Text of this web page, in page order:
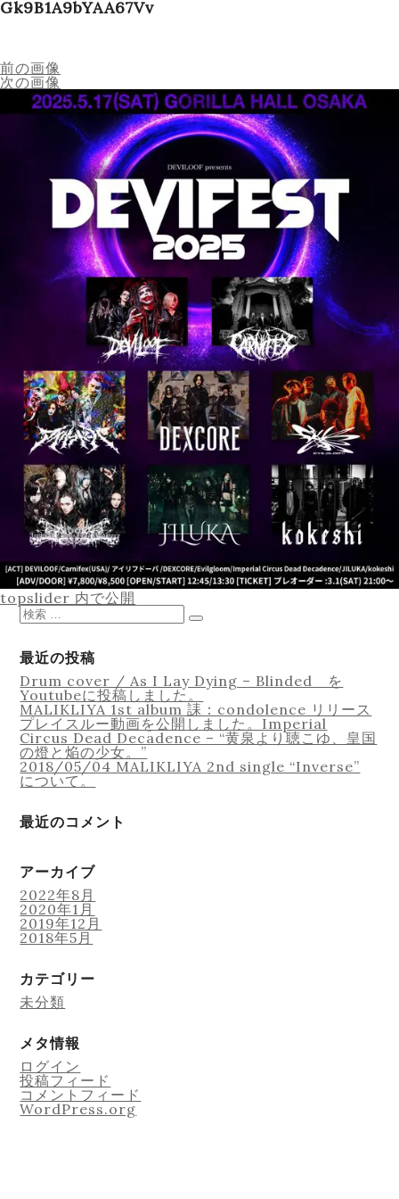
Works
Profile
Equipment
Lesson
Online Recording
前の画像
次の画像
Gk9B1A9bYAA67Vv
投
topslider 内で公開
検
索
象:
検
最近の投稿
Drum cover / As I Lay Dying – Blinded を
Youtubeに投稿しました。
MALIKLIYA 1st album 誄：condolence リリース
プレイスルー動画を公開しました。Imperial
Circus Dead Decadence – “黄泉より聴こゆ、皇国
の燈と焔の少女。”
2018/05/04 MALIKLIYA 2nd single “Inverse”
について。
最近のコメント
アーカイブ
2022年8月
2020年1月
2019年12月
2018年5月
カテゴリー
未分類
メタ情報
ログイン
投稿フィード
コメントフィード
WordPress.org